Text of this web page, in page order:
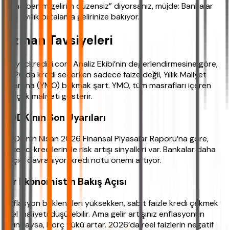
“Ama benim gelirim düzensiz” diyorsanız, müjde: Bankalar
son 1 yıllık ortalama gelirinize bakıyor.
Uzman Tavsiyeleri
ihtiyackredisi.com Analiz Ekibi’nin değerlendirmesine göre,
2026’da kredi seçerken sadece faize değil, Yıllık Maliyet
Oranı’na (YMO) bakmak şart. YMO, tüm masrafları içeren
gerçek maliyeti gösterir.
BDDK’nın Son Uyarıları
BDDK’nın Nisan 2026 Finansal Piyasalar Raporu’na göre,
tüketici kredilerinde risk artışı sinyalleri var. Bankalar daha
seçici davranıyor, kredi notu önemi artıyor.
Bir Ekonomistin Bakış Açısı
Enflasyon beklentileri yüksekken, sabit faizle kredi çekmek
reel maliyeti düşürebilir. Ama gelir artışınız enflasyonun
altındaysa, borç yükü artar. 2026’da reel faizlerin negatif